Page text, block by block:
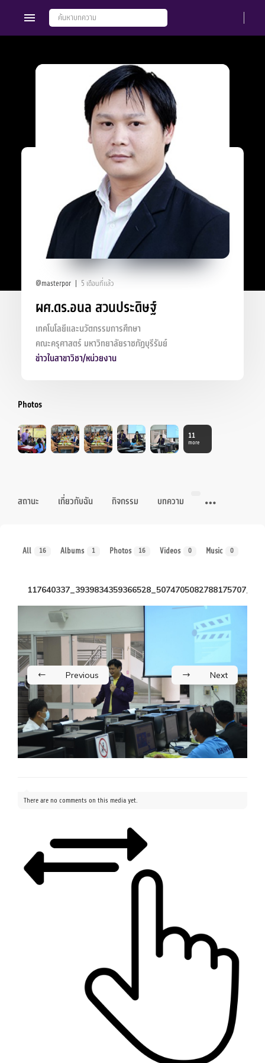
@masterpor 5 เดือนที่แล้ว
ผศ.ดร.อนล สวนประดิษฐ์
เทคโนโลยีและนวัตกรรมการศึกษา
คณะครุศาสตร์ มหาวิทยาลัยราชภัฏบุรีรัมย์
ข่าวในสาขาวิชา/หน่วยงาน
Photos
11
more
สถานะ เกี่ยวกับฉัน กิจกรรม บทความ
All 16 Albums 1 Photos 16 Videos 0 Music 0
117640337_3939834359366528_5074705082788175707_o
Previous Next
There are no comments on this media yet.